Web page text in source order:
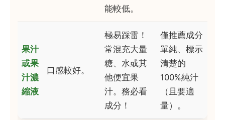
能較低。
果汁
或果
汁濃
縮液
口感較好。
極易踩雷！
常混充大量
糖、水或其
他便宜果
汁。務必看
成分！
僅推薦成分
單純、標示
清楚的
100%純汁
（且要適
量）。